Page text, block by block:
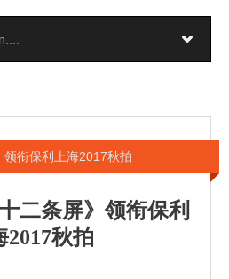
衔保利上海2017秋拍
二条屏》领衔保利
2017秋拍